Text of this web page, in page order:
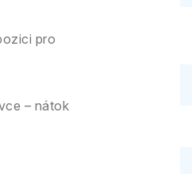
pro
– nátok